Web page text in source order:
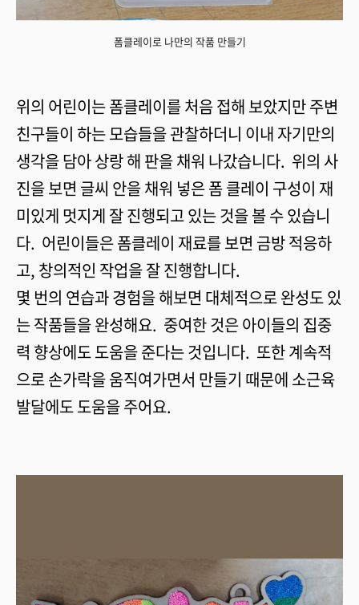
폼클레이로 나만의 작품 만들기
위의 어린이는 폼클레이를 처음 접해 보았지만 주변
친구들이 하는 모습들을 관찰하더니 이내 자기만의
생각을 담아 상랑 해 판을 채워 나갔습니다. 위의 사
진을 보면 글씨 안을 채워 넣은 폼 클레이 구성이 재
미있게 멋지게 잘 진행되고 있는 것을 볼 수 있습니
다. 어린이들은 폼클레이 재료를 보면 금방 적응하
고, 창의적인 작업을 잘 진행합니다.
몇 번의 연습과 경험을 해보면 대체적으로 완성도 있
는 작품들을 완성해요. 중여한 것은 아이들의 집중
력 향상에도 도움을 준다는 것입니다. 또한 계속적
으로 손가락을 움직여가면서 만들기 때문에 소근육
발달에도 도움을 주어요.